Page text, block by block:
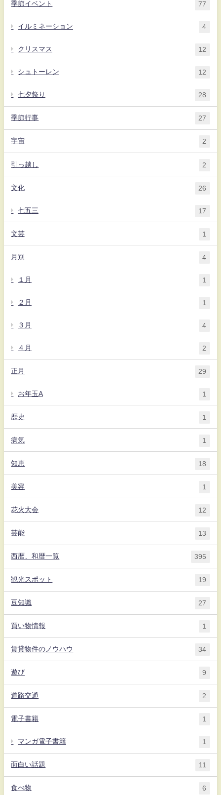
季節イベント 77
イルミネーション 4
クリスマス 12
シュトーレン 12
七夕祭り 28
季節行事 27
宇宙 2
引っ越し 2
文化 26
七五三 17
文芸 1
月別 4
１月 1
２月 1
３月 4
４月 2
正月 29
お年玉A 1
歴史 1
病気 1
知恵 18
美容 1
花火大会 12
芸能 13
西暦、和暦一覧 395
観光スポット 19
豆知識 27
買い物情報 1
賃貸物件のノウハウ 34
遊び 9
道路交通 2
電子書籍 1
マンガ電子書籍 1
面白い話題 11
食べ物 6